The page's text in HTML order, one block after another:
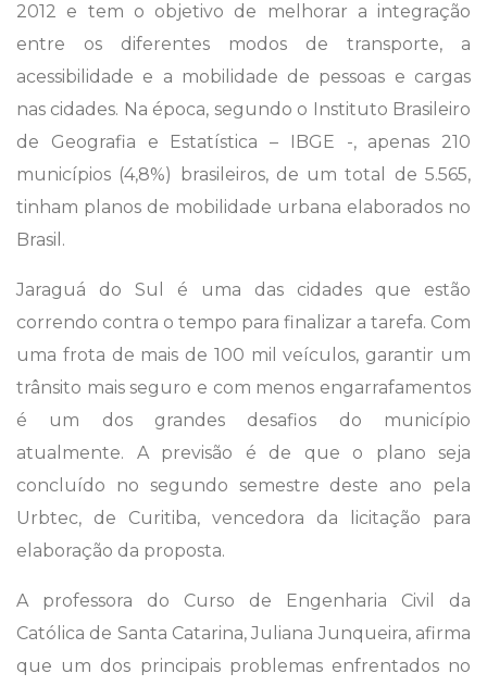
2012 e tem o objetivo de melhorar a integração
entre os diferentes modos de transporte, a
acessibilidade e a mobilidade de pessoas e cargas
nas cidades. Na época, segundo o Instituto Brasileiro
de Geografia e Estatística – IBGE -, apenas 210
municípios (4,8%) brasileiros, de um total de 5.565,
tinham planos de mobilidade urbana elaborados no
Brasil.
Jaraguá do Sul é uma das cidades que estão
correndo contra o tempo para finalizar a tarefa. Com
uma frota de mais de 100 mil veículos, garantir um
trânsito mais seguro e com menos engarrafamentos
é um dos grandes desafios do município
atualmente. A previsão é de que o plano seja
concluído no segundo semestre deste ano pela
Urbtec, de Curitiba, vencedora da licitação para
elaboração da proposta.
A professora do Curso de Engenharia Civil da
Católica de Santa Catarina, Juliana Junqueira, afirma
que um dos principais problemas enfrentados no